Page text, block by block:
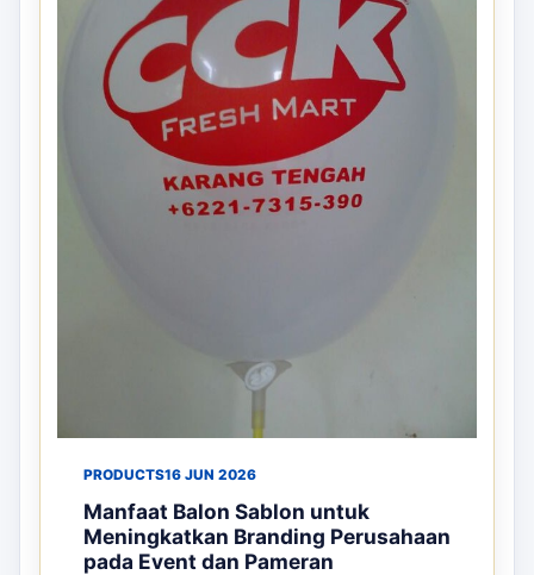
PRODUCTS16 JUN 2026
Manfaat Balon Sablon untuk
Meningkatkan Branding Perusahaan
pada Event dan Pameran